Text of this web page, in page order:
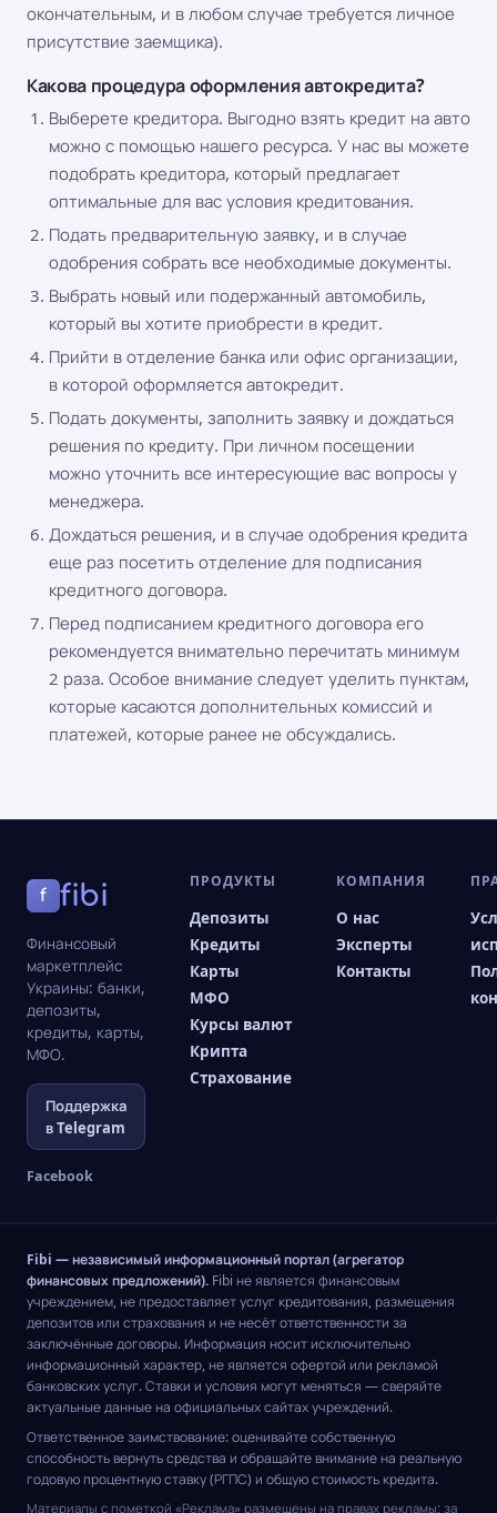
окончательным, и в любом случае требуется личное
присутствие заемщика).
Какова процедура оформления автокредита?
Выберете кредитора. Выгодно взять кредит на авто
можно с помощью нашего ресурса. У нас вы можете
подобрать кредитора, который предлагает
оптимальные для вас условия кредитования.
Подать предварительную заявку, и в случае
одобрения собрать все необходимые документы.
Выбрать новый или подержанный автомобиль,
который вы хотите приобрести в кредит.
Прийти в отделение банка или офис организации,
в которой оформляется автокредит.
Подать документы, заполнить заявку и дождаться
решения по кредиту. При личном посещении
можно уточнить все интересующие вас вопросы у
менеджера.
Дождаться решения, и в случае одобрения кредита
еще раз посетить отделение для подписания
кредитного договора.
Перед подписанием кредитного договора его
рекомендуется внимательно перечитать минимум
2 раза. Особое внимание следует уделить пунктам,
которые касаются дополнительных комиссий и
платежей, которые ранее не обсуждались.
f fibi
Финансовый
маркетплейс
Украины: банки,
депозиты,
кредиты, карты,
МФО.
Поддержка
в Telegram
Facebook
ПРОДУКТЫ
Депозиты
Кредиты
Карты
МФО
Курсы валют
Крипта
Страхование
КОМПАНИЯ
О нас
Эксперты
Контакты
Fibi — независимый информационный портал (агрегатор
финансовых предложений). Fibi не является финансовым
учреждением, не предоставляет услуг кредитования, размещения
депозитов или страхования и не несёт ответственности за
заключённые договоры. Информация носит исключительно
информационный характер, не является офертой или рекламой
банковских услуг. Ставки и условия могут меняться — сверяйте
актуальные данные на официальных сайтах учреждений.
Ответственное заимствование: оценивайте собственную
способность вернуть средства и обращайте внимание на реальную
годовую процентную ставку (РГПС) и общую стоимость кредита.
Материалы с пометкой «Реклама» размещены на правах рекламы; за